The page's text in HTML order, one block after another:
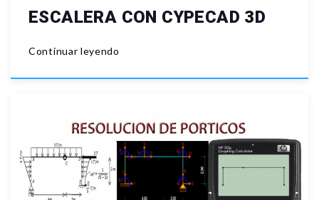
ESCALERA CON CYPECAD 3D
Continuar leyendo